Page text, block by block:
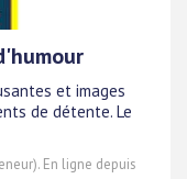
et images
de détente. Le
En ligne depuis